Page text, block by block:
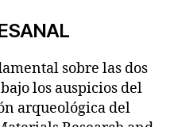
sobre las dos
los auspicios del
arqueológica del